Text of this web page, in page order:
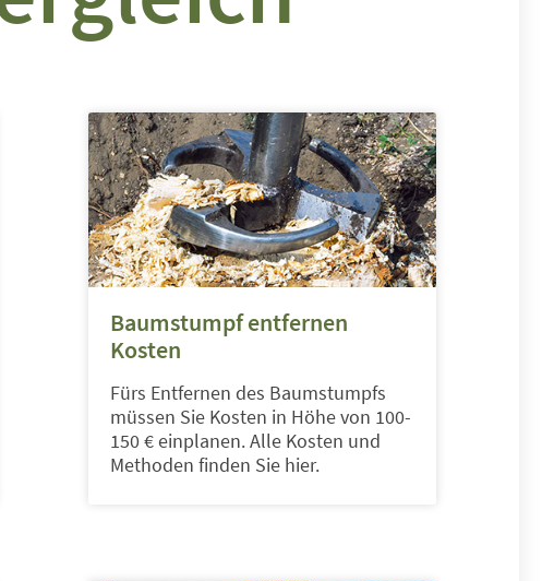
Baumstumpf entfernen
Kosten
Fürs Entfernen des Baumstumpfs
müssen Sie Kosten in Höhe von 100-
150 € einplanen. Alle Kosten und
Methoden finden Sie hier.